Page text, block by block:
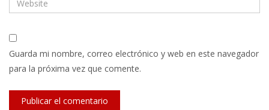
Guarda mi nombre, correo electrónico y web en este navegador
para la próxima vez que comente.